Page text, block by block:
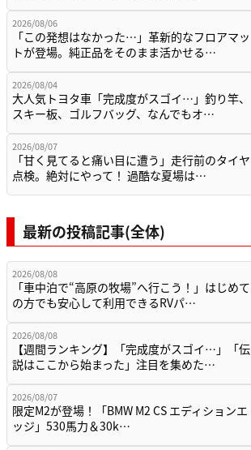
2026/08/06
「この発想はなかった…」革新的なフロアマッ
トが登場。純正品をそのまま活かせる…
2026/08/04
大人気トヨタ車「完成度がスゴイ…」釣り竿、
スキー板、ゴルフバッグ、なんでもオ…
2026/08/07
「甘く見てると痛い目に遭う」走行前のタイヤ
点検。絶対にやって！ 過酷な夏場は…
最新の投稿記事(全体)
2026/08/08
「車中泊で“高原の牧場”へ行こう！」はじめて
の方でも安心して利用できるRVパ…
2026/08/08
【週間ランキング】「完成度がスゴイ…」「伝
説はここから始まった」注目を集めた…
2026/08/07
限定M2が登場！「BMW M2 CS エディションエ
ッジ」530馬力＆30k…